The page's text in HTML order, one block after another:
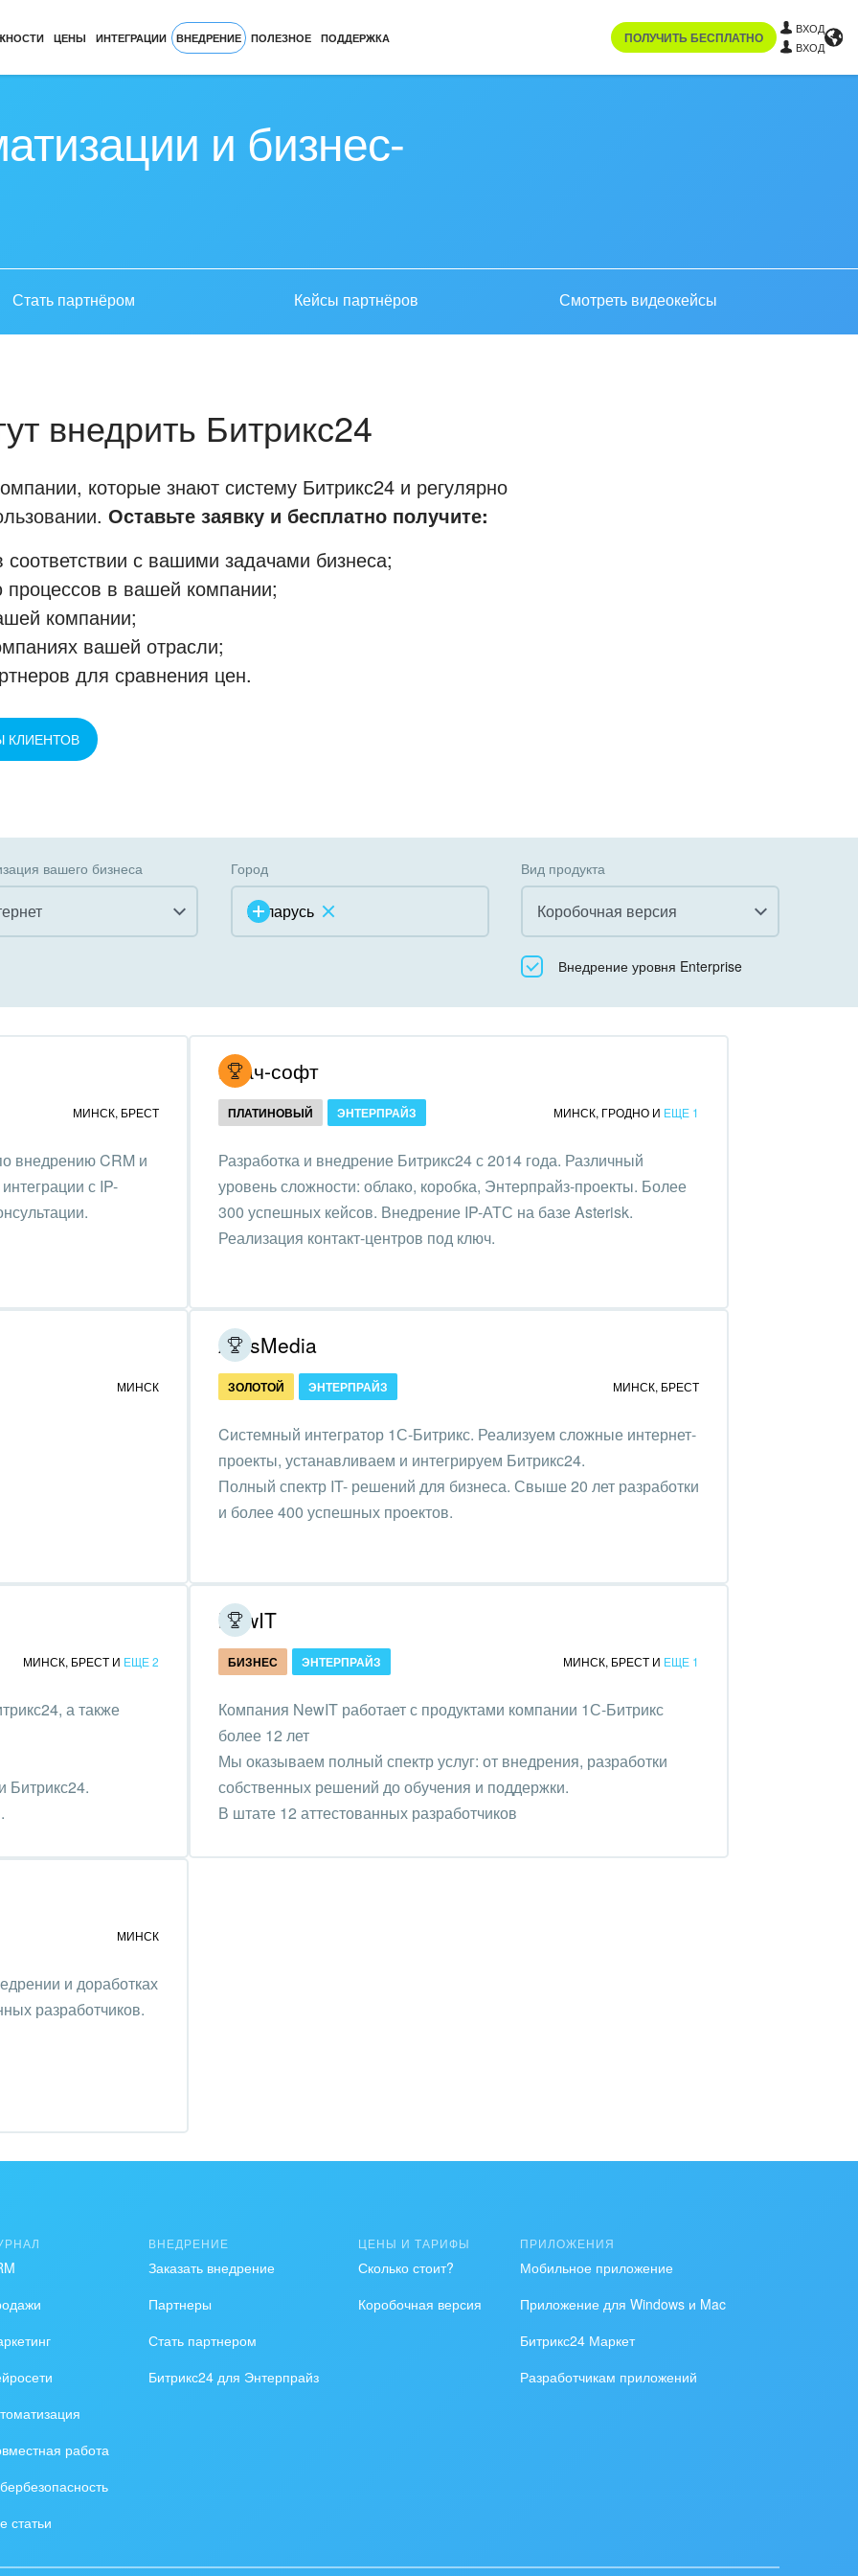
ЦЕНЫ ИНТЕГРАЦИИ ВНЕДРЕНИЕ ПОЛЕЗНОЕ ПОДДЕРЖКА ПОЛУЧИТЬ БЕСПЛАТНО
ВХОД
ВХОД
и бизнес-
Стать партнёром Кейсы партнёров Смотреть видеокейсы
внедрить Битрикс24
которые знают систему Битрикс24 и регулярно
Оставьте заявку и бесплатно получите:
с вашими задачами бизнеса;
в вашей компании;
компании;
вашей отрасли;
для сравнения цен.
КЛИЕНТОВ
вашего бизнеса
услуги, ЖКХ
Авиация,
реклама,
пищевая
отрасль
бизнес
и
и фармацевтика
аксессуары,
Город
Беларусь
Вид продукта
Коробочная версия
Все
Коробочная версия
Внедрение уровня Enterprise
МИНСК, БРЕСТ
внедрению CRM и
с IP-
Итач-софт
ПЛАТИНОВЫЙ ЭНТЕРПРАЙЗ МИНСК, ГРОДНО И ЕЩЕ 1
Разработка и внедрение Битрикс24 с 2014 года. Различный
уровень сложности: облако, коробка, Энтерпрайз-проекты. Более
300 успешных кейсов. Внедрение IP-АТС на базе Asterisk.
Реализация контакт-центров под ключ.
МИНСК
ArtisMedia
ЗОЛОТОЙ ЭНТЕРПРАЙЗ МИНСК, БРЕСТ
Cистемный интегратор 1С-Битрикс. Реализуем сложные интернет-
проекты, устанавливаем и интегрируем Битрикс24.
Полный спектр IT- решений для бизнеса. Свыше 20 лет разработки
и более 400 успешных проектов.
МИНСК, БРЕСТ И ЕЩЕ 2
а также
Битрикс24.
NewIT
БИЗНЕС ЭНТЕРПРАЙЗ МИНСК, БРЕСТ И ЕЩЕ 1
Компания NewIT работает с продуктами компании 1С-Битрикс
более 12 лет
Мы оказываем полный спектр услуг: от внедрения, разработки
собственных решений до обучения и поддержки.
В штате 12 аттестованных разработчиков
МИНСК
и доработках
разработчиков.
работа
статьи
ВНЕДРЕНИЕ
Заказать внедрение
Партнеры
Стать партнером
Битрикс24 для Энтерпрайз
ЦЕНЫ И ТАРИФЫ
Сколько стоит?
Коробочная версия
ПРИЛОЖЕНИЯ
Мобильное приложение
Приложение для Windows и Mac
Битрикс24 Маркет
Разработчикам приложений